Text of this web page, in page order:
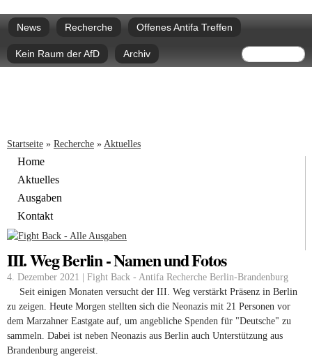
zum
Hauptmenü
News Recherche Offenes Antifa Treffen
Kein Raum der AfD Archiv Suche
Sie sind hier
Startseite » Recherche » Aktuelles
Home
Aktuelles
Ausgaben
Kontakt
III. Weg Berlin - Namen und Fotos
4. Dezember 2021 | Fight Back - Antifa Recherche Berlin-Brandenburg
Seit einigen Monaten versucht der III. Weg verstärkt Präsenz in Berlin
zu zeigen. Heute Morgen stellten sich die Neonazis mit 21 Personen vor
dem Marzahner Eastgate auf, um angebliche Spenden für "Deutsche" zu
sammeln. Dabei ist neben Neonazis aus Berlin auch Unterstützung aus
Brandenburg angereist.